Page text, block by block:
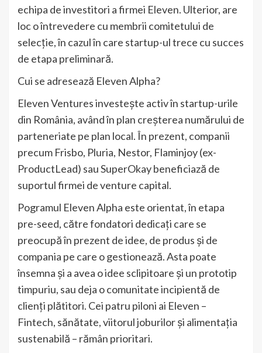
echipa de investitori a firmei Eleven. Ulterior, are
loc o întrevedere cu membrii comitetului de
selecție, în cazul în care startup-ul trece cu succes
de etapa preliminară.
Cui se adresează Eleven Alpha?
Eleven Ventures investește activ în startup-urile
din România, având în plan creșterea numărului de
parteneriate pe plan local. În prezent, companii
precum Frisbo, Pluria, Nestor, Flaminjoy (ex-
ProductLead) sau SuperOkay beneficiază de
suportul firmei de venture capital.
Pogramul Eleven Alpha este orientat, în etapa
pre-seed, către fondatori dedicați care se
preocupă în prezent de idee, de produs și de
compania pe care o gestionează. Asta poate
însemna și a avea o idee sclipitoare și un prototip
timpuriu, sau deja o comunitate incipientă de
clienți plătitori. Cei patru piloni ai Eleven –
Fintech, sănătate, viitorul joburilor și alimentația
sustenabilă – rămân prioritari.